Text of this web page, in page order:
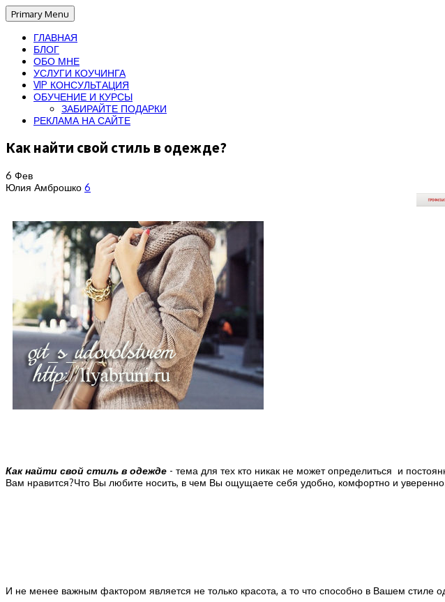
Primary Menu
ГЛАВНАЯ
БЛОГ
ОБО МНЕ
УСЛУГИ КОУЧИНГА
VIP КОНСУЛЬТАЦИЯ
ОБУЧЕНИЕ И КУРСЫ
ЗАБИРАЙТЕ ПОДАРКИ
РЕКЛАМА НА САЙТЕ
Как найти свой стиль в одежде?
6 Фев
Юлия Амброшко 6
Как найти свой стиль в одежде - тема для тех кто никак не может определиться и
Вам нравится?Что Вы любите носить, в чем Вы ощущаете себя удобно, комфортно и
И не менее важным фактором является не только красота, а то что способно в Вашем стиле